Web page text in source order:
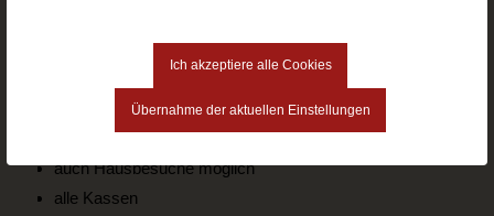
Ich akzeptiere alle Cookies
Übernahme der aktuellen Einstellungen
Termine nach Vereinbarung
auch Hausbesuche möglich
alle Kassen